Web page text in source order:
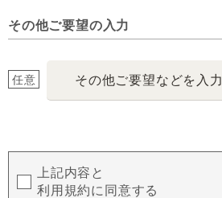
その他ご要望の入力
任意 その他ご要望などを入力
上記内容と
利用規約に同意する